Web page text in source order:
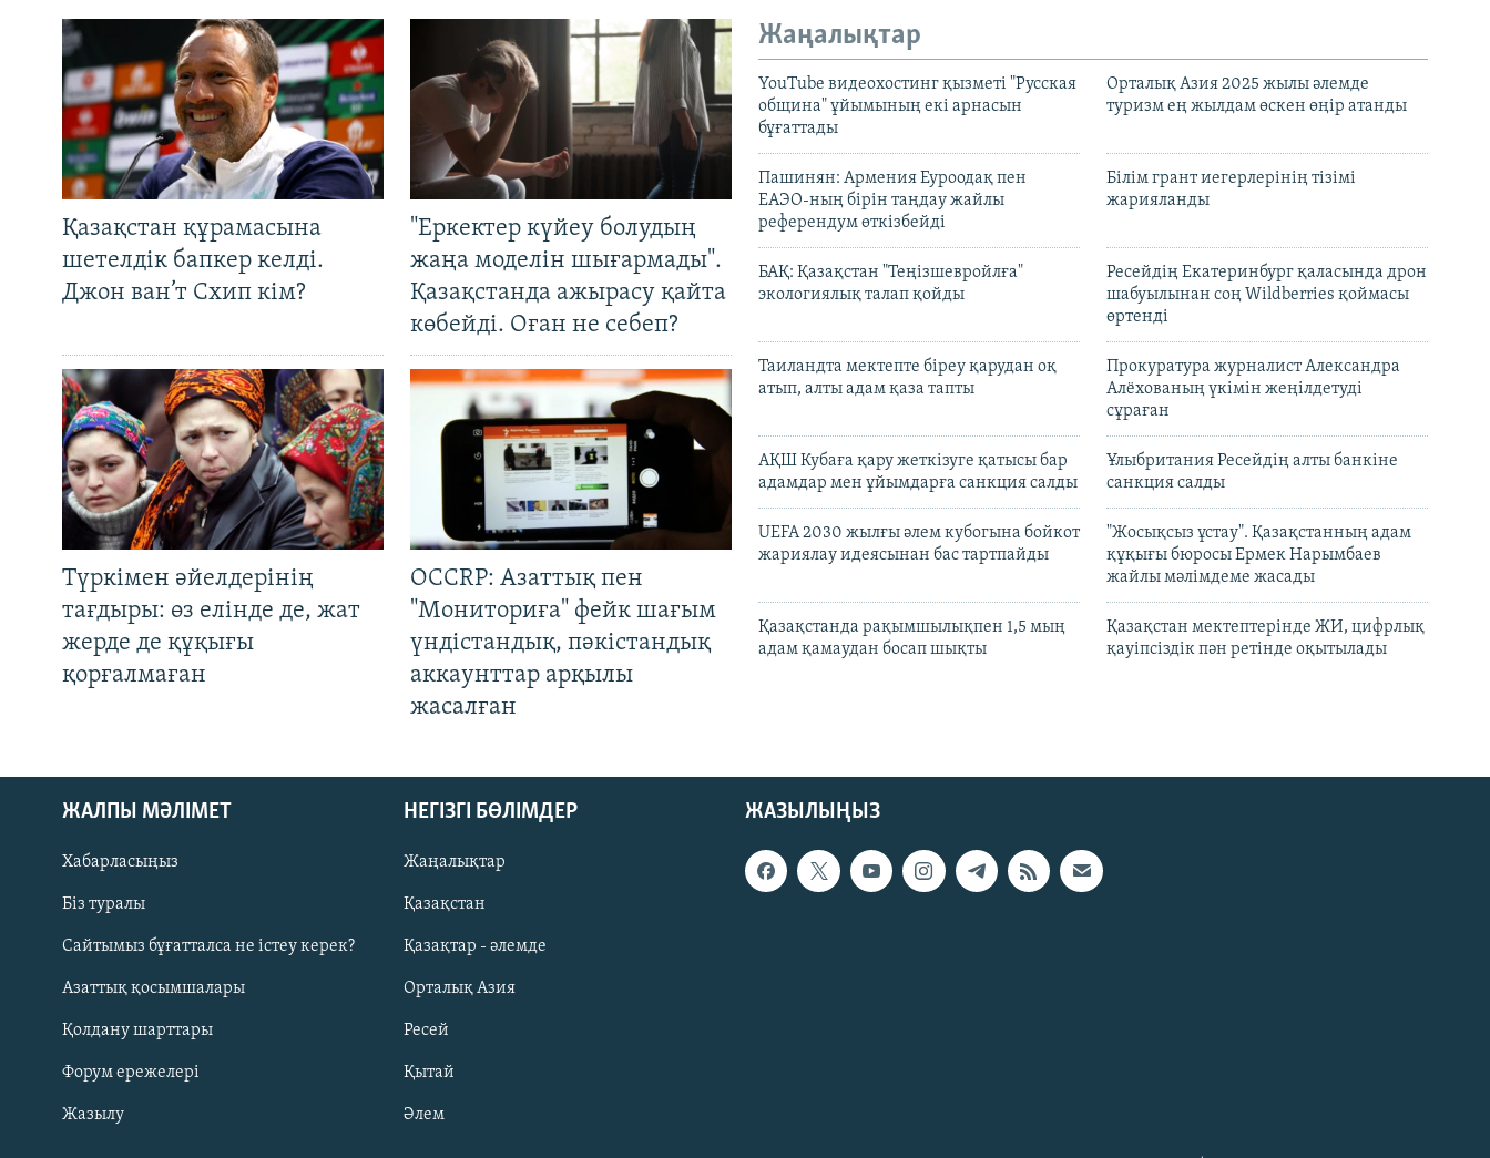
Русский
ЖАЗЫЛЫҢЫЗ
Қазақстан құрамасына
шетелдік бапкер келді.
Джон ван’т Схип кім?
"Еркектер күйеу болудың
жаңа моделін шығармады".
Қазақстанда ажырасу қайта
көбейді. Оған не себеп?
Түркімен әйелдерінің
тағдыры: өз елінде де, жат
жерде де құқығы
қорғалмаған
OCCRP: Азаттық пен
"Мониториға" фейк шағым
үндістандық, пәкістандық
аккаунттар арқылы
жасалған
Жаңалықтар
YouTube видеохостинг қызметі "Русская
община" ұйымының екі арнасын
бұғаттады
Орталық Азия 2025 жылы әлемде
туризм ең жылдам өскен өңір атанды
Пашинян: Армения Еуроодақ пен
ЕАЭО-ның бірін таңдау жайлы
референдум өткізбейді
Білім грант иегерлерінің тізімі
жарияланды
БАҚ: Қазақстан "Теңізшевройлға"
экологиялық талап қойды
Ресейдің Екатеринбург қаласында дрон
шабуылынан соң Wildberries қоймасы
өртенді
Таиландта мектепте біреу қарудан оқ
атып, алты адам қаза тапты
Прокуратура журналист Александра
Алёхованың үкімін жеңілдетуді
сұраған
АҚШ Кубаға қару жеткізуге қатысы бар
адамдар мен ұйымдарға санкция салды
Ұлыбритания Ресейдің алты банкіне
санкция салды
UEFA 2030 жылғы әлем кубогына бойкот
жариялау идеясынан бас тартпайды
"Жосықсыз ұстау". Қазақстанның адам
құқығы бюросы Ермек Нарымбаев
жайлы мәлімдеме жасады
Қазақстанда рақымшылықпен 1,5 мың
адам қамаудан босап шықты
Қазақстан мектептерінде ЖИ, цифрлық
қауіпсіздік пән ретінде оқытылады
ЖАЗЫЛЫҢЫЗ
ЖАЛПЫ МӘЛІМЕТ
Хабарласыңыз
Біз туралы
Сайтымыз бұғатталса не істеу керек?
Азаттық қосымшалары
Қолдану шарттары
Форум ережелері
Жазылу
НЕГІЗГІ БӨЛІМДЕР
Жаңалықтар
Қазақстан
Қазақтар - әлемде
Орталық Азия
Ресей
Қытай
Әлем